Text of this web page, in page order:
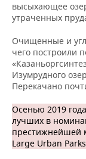
высыхающее
утраченных
Очищенные и
чего построили
Изумрудного
Перекачано
Осенью 2019
лучших в
престижнейшей
Large Urban